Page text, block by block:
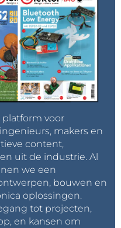
platform voor
makers en
content,
uit de industrie. Al
we een
bouwen en
oplossingen.
tot projecten,
en kansen om